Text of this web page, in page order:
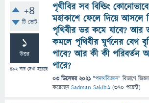
+4
টি ভোট
1
উত্তর
492বার দেখা হয়েছে
পৃথীবির সব বিল্ডিং কোনোভাবে
মহাকাশে ফেলে দিয়ে আসলে
পৃথিবীর ভর কমে যাবে? আর
কমলে পৃথিবীর ঘুর্ণনের বেগ
পাবে? আর কী কী পরিবর্তন
পারে?
03 ডিসেম্বর 2021 "পদার্থবিজ্ঞান" বিভাগে
করেছেনSadman Sakib.1 (370 পয়েন্ট)